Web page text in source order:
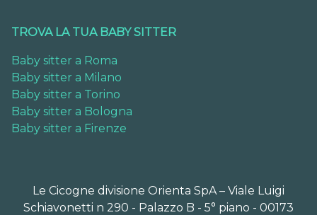
TROVA LA TUA BABY SITTER
Baby sitter a Roma
Baby sitter a Milano
Baby sitter a Torino
Baby sitter a Bologna
Baby sitter a Firenze
Le Cicogne divisione Orienta SpA – Viale Luigi
Schiavonetti n 290 - Palazzo B - 5° piano - 00173